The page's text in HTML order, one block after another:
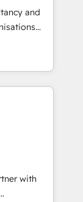
the
and
and
connected
and data
marketing,
with